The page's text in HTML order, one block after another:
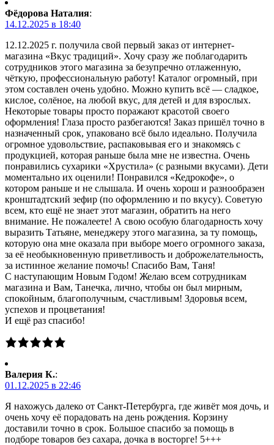
Фёдорова Наталия:
14.12.2025 в 18:40
12.12.2025 г. получила свой первый заказ от интернет-
магазина «Вкус традиций». Хочу сразу же поблагодарить
сотрудников этого магазина за безупречно отлаженную,
чёткую, профессиональную работу! Каталог огромный, при
этом составлен очень удобно. Можно купить всё — сладкое,
кислое, солёное, на любой вкус, для детей и для взрослых.
Некоторые товары просто поражают красотой своего
оформления! Глаза просто разбегаются! Заказ пришёл точно в
назначенный срок, упаковано всё было идеально. Получила
огромное удовольствие, распаковывая его и знакомясь с
продукцией, которая раньше была мне не известна. Очень
понравились сухарики «Хрустила» (с разными вкусами). Дети
моментально их оценили! Понравился «Кедрокофе», о
котором раньше и не слышала. И очень хорош и разнообразен
кронштадтский зефир (по оформлению и по вкусу). Советую
всем, кто ещё не знает этот магазин, обратить на него
внимание. Не пожалеете! А свою особую благодарность хочу
выразить Татьяне, менеджеру этого магазина, за ту помощь,
которую она мне оказала при выборе моего огромного заказа,
за её необыкновенную приветливость и доброжелательность,
за истинное желание помочь! Спасибо Вам, Таня!
С наступающим Новым Годом! Желаю всем сотрудникам
магазина и Вам, Танечка, лично, чтобы он был мирным,
спокойным, благополучным, счастливым! Здоровья всем,
успехов и процветания!
И ещё раз спасибо!
Валерия К.:
01.12.2025 в 22:46
Я нахожусь далеко от Санкт-Петербурга, где живёт моя дочь, и
очень хочу её порадовать на день рождения. Корзину
доставили точно в срок. Большое спасибо за помощь в
подборе товаров без сахара, дочка в восторге! 5+++